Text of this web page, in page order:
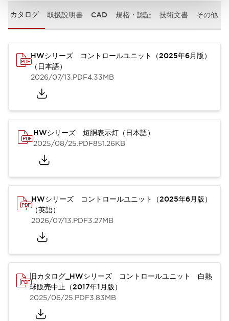
カタログ 取扱説明書 CAD 規格・認証 技術文書 その他
HWシリーズ コントロールユニット（2025年6月版）
（日本語）
2026/07/13.PDF4.33MB
HWシリーズ 短胴表示灯（日本語）
2025/08/25.PDF851.26KB
HWシリーズ コントロールユニット（2025年6月版）
（英語）
2026/07/13.PDF3.27MB
旧カタログ_HWシリーズ コントロールユニット 白熱
球販売中止（2017年1月版）
2025/06/25.PDF3.83MB